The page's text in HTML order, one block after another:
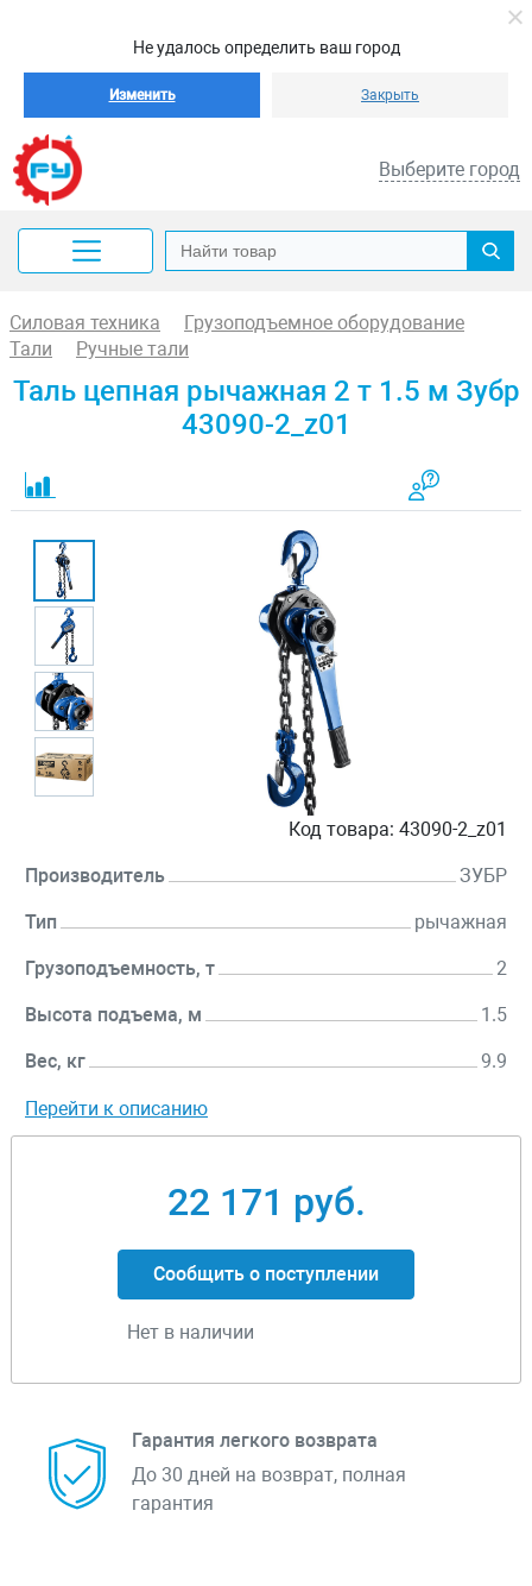
Не удалось определить ваш город
Изменить Закрыть
Выберите город
Силовая техника
Грузоподъемное оборудование
Тали
Ручные тали
Таль цепная рычажная 2 т 1.5 м Зубр
43090-2_z01
Код товара: 43090-2_z01
Производитель ЗУБР
Тип рычажная
Грузоподъемность, т 2
Высота подъема, м 1.5
Вес, кг 9.9
Перейти к описанию
22 171 руб.
Сообщить о поступлении
Нет в наличии
Гарантия легкого возврата
До 30 дней на возврат, полная
гарантия